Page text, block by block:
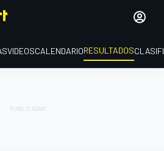
VIDEOSCALENDARIORESULTADOS